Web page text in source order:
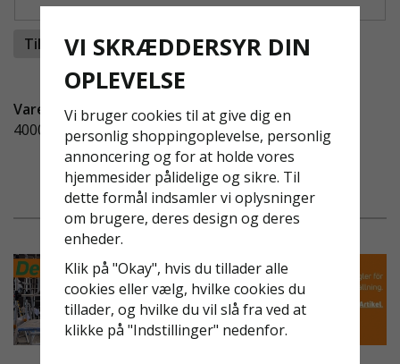
Se vores montagevideoer:
Montagevideo til trappetårn 2m
Montagevideo til trappetårn for 4
For at se alle medfølgende artikler, se fanen
"indgår i pakken".
Bemærk at denne pakke kun er en udbygning til din
eksisterende facadestilladser. For komplette og
fritstående trappetårne, kontakt os venligst.
Tilføj til ønskeliste
Vare-ID:
400023
VI SKRÆDDERSYR DIN
OPLEVELSE
Vi bruger cookies til at give dig en
personlig shoppingoplevelse, personlig
annoncering og for at holde vores
hjemmesider pålidelige og sikre. Til
dette formål indsamler vi oplysninger
om brugere, deres design og deres
enheder.
Klik på "Okay", hvis du tillader alle
cookies eller vælg, hvilke cookies du
tillader, og hvilke du vil slå fra ved at
klikke på "Indstillinger" nedenfor.